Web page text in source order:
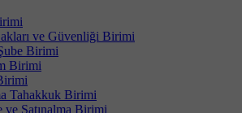
ve Güvenliği Birimi
Birimi
Birimi
Tahakkuk Birimi
ve Satınalma Birimi